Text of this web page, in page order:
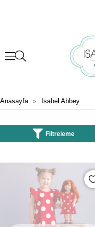
Anasayfa Isabel Abbey
Filtreleme